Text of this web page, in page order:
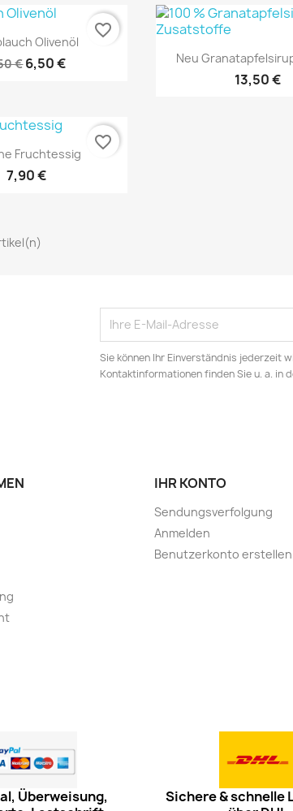
Vorschau
Olivenöl
€6,50 €
favorite_border

Neu
13,50 €
Vorschau
Fruchtessig
7,90 €
favorite_border
Sie können Ihr Einverständnis jederzeit
Kontaktinformationen finden Sie u. a. in
IHR KONTO
Sendungsverfolgung
Anmelden
Benutzerkonto erstellen
Überweisung,
Sichere & schnelle